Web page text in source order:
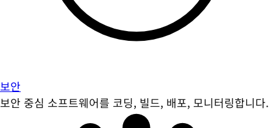
보안
보안 중심 소프트웨어를 코딩, 빌드, 배포, 모니터링합니다.